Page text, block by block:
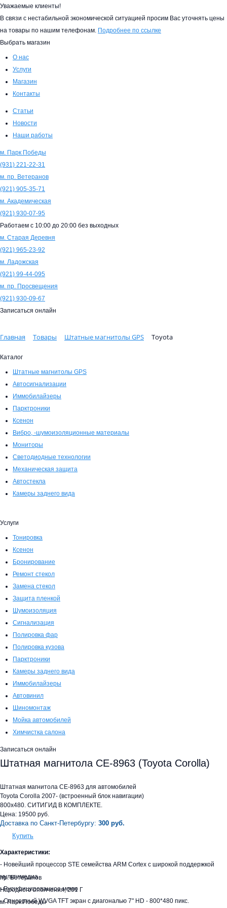
Уважаемые клиенты!
В связи с нестабильной экономической ситуацией просим Вас уточнять цены
на товары по нашим телефонам. Подробнее по ссылке
Выбрать магазин
О нас
Услуги
Магазин
Контакты
Статьи
Новости
Наши работы
м. Парк Победы
(931) 221-22-31
м. пр. Ветеранов
(921) 905-35-71
м. Академическая
(921) 930-07-95
Работаем с 10:00 до 20:00 без выходных
м. Старая Деревня
(921) 965-23-92
м. Ладожская
(921) 99-44-095
м. пр. Просвещения
(921) 930-09-67
Записаться онлайн
Главная Товары Штатные магнитолы GPS Toyota
Каталог
Штатные магнитолы GPS
Автосигнализации
Иммобилайзеры
Парктроники
Ксенон
Вибро, -шумоизоляционные материалы
Мониторы
Светодиодные технологии
Механическая защита
Автостекла
Камеры заднего вида
Услуги
Тонировка
Ксенон
Бронирование
Ремонт стекол
Замена стекол
Защита пленкой
Шумоизоляция
Сигнализация
Полировка фар
Полировка кузова
Парктроники
Камеры заднего вида
Иммобилайзеры
Автовинил
Шиномонтаж
Мойка автомобилей
Химчистка салона
Записаться онлайн
Штатная магнитола СE-8963 (Toyota Corolla)
Штатная магнитола CE-8963 для автомобилей
Toyota Corolla 2007- (встроенный блок навигации)
800х480. СИТИГИД В КОМПЛЕКТЕ.
Цена: 19500 руб.
Доставка по Санкт-Петербургу: 300 руб.
Купить
Характеристики:
- Новейший процессор STE семейства ARM Cortex с широкой поддержкой
мультимедиа
- Русифицированное меню
- Сенсорный WVGA TFT экран с диагональю 7" HD - 800*480 пикс.
пр. Ветеранов
Народного ополчения, 201 Г
м. Парк Победы